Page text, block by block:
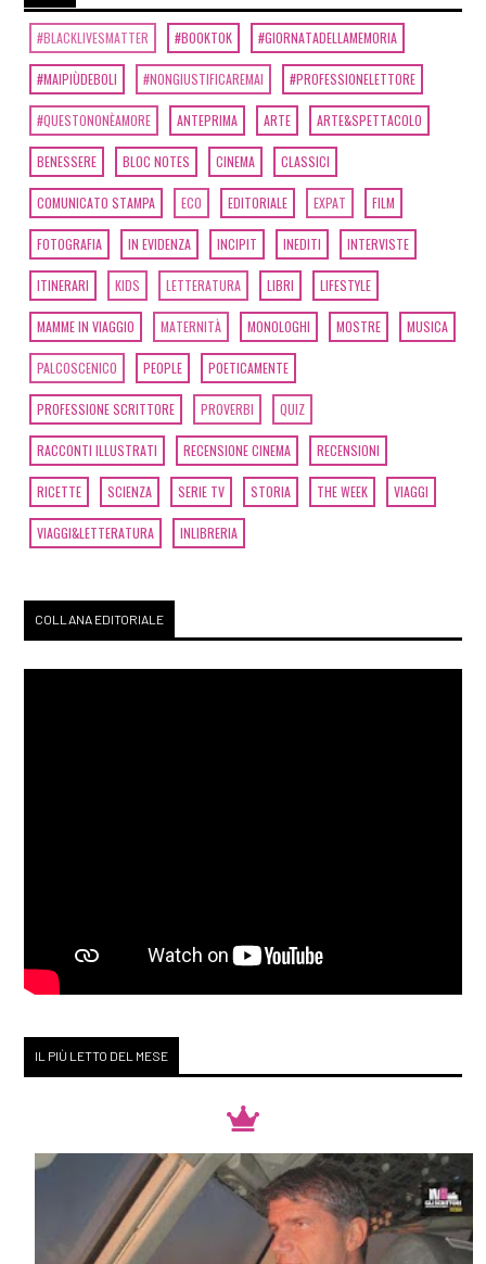
#BLACKLIVESMATTER #BOOKTOK #GIORNATADELLAMEMORIA
#MAIPIÙDEBOLI #NONGIUSTIFICAREMAI #PROFESSIONELETTORE
#QUESTONONÈAMORE ANTEPRIMA ARTE ARTE&SPETTACOLO
BENESSERE BLOC NOTES CINEMA CLASSICI
COMUNICATO STAMPA ECO EDITORIALE EXPAT FILM
FOTOGRAFIA IN EVIDENZA INCIPIT INEDITI INTERVISTE
ITINERARI KIDS LETTERATURA LIBRI LIFESTYLE
MAMME IN VIAGGIO MATERNITÀ MONOLOGHI MOSTRE MUSICA
PALCOSCENICO PEOPLE POETICAMENTE
PROFESSIONE SCRITTORE PROVERBI QUIZ
RACCONTI ILLUSTRATI RECENSIONE CINEMA RECENSIONI
RICETTE SCIENZA SERIE TV STORIA THE WEEK VIAGGI
VIAGGI&LETTERATURA INLIBRERIA
COLLANA EDITORIALE
IL PIÙ LETTO DEL MESE